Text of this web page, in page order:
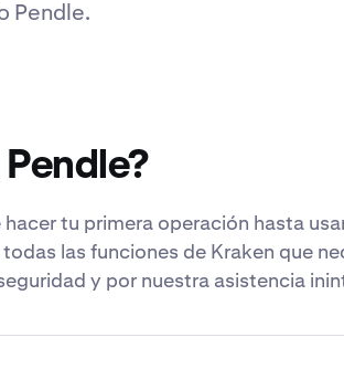
Pendle.
tu primera operación hasta
las funciones de Kraken que
y por nuestra asistencia